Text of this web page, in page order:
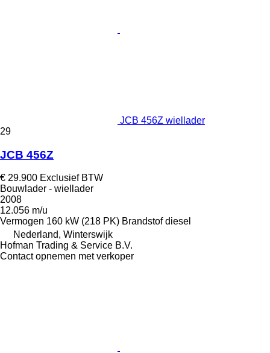
JCB 456Z wiellader
29
JCB 456Z
€ 29.900 Exclusief BTW
Bouwlader - wiellader
2008
12.056 m/u
Vermogen 160 kW (218 PK) Brandstof diesel
Nederland, Winterswijk
Hofman Trading & Service B.V.
Contact opnemen met verkoper